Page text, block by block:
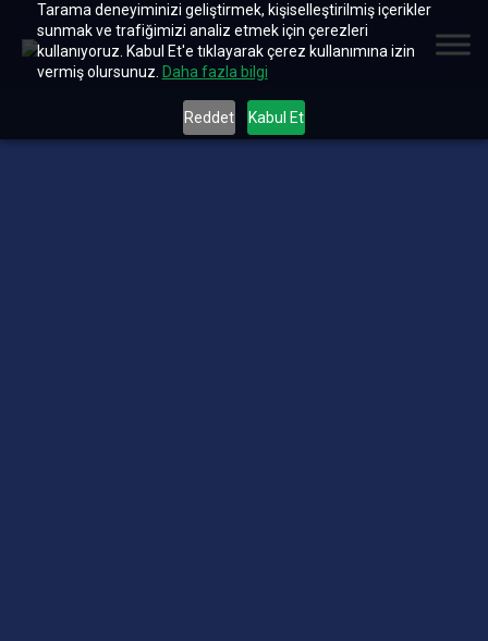
Tarama deneyiminizi geliştirmek, kişiselleştirilmiş içerikler
sunmak ve trafiğimizi analiz etmek için çerezleri
kullanıyoruz. Kabul Et'e tıklayarak çerez kullanımına izin
vermiş olursunuz. Daha fazla bilgi
Reddet Kabul Et